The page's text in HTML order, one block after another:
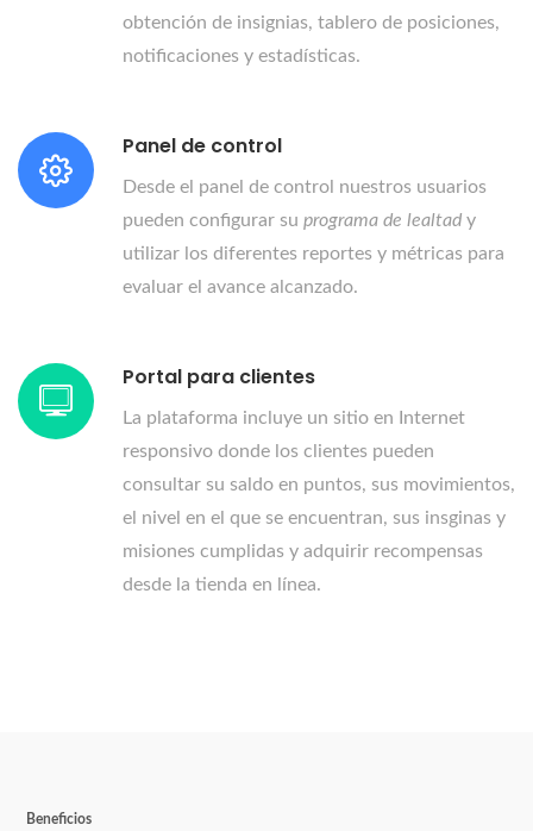
obtención de insignias, tablero de posiciones,
notificaciones y estadísticas.
Panel de control
Desde el panel de control nuestros usuarios
pueden configurar su programa de lealtad y
utilizar los diferentes reportes y métricas para
evaluar el avance alcanzado.
Portal para clientes
La plataforma incluye un sitio en Internet
responsivo donde los clientes pueden
consultar su saldo en puntos, sus movimientos,
el nivel en el que se encuentran, sus insginas y
misiones cumplidas y adquirir recompensas
desde la tienda en línea.
Beneficios